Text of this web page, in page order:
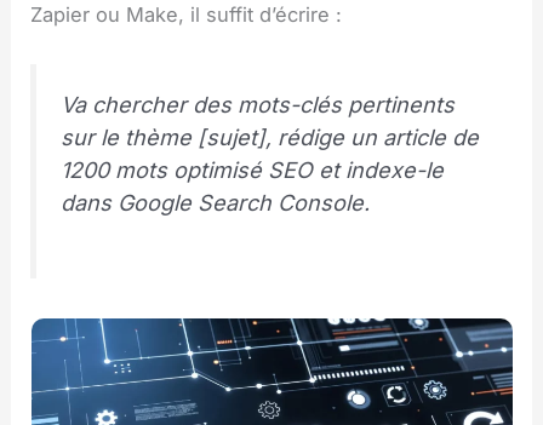
Zapier ou Make, il suffit d’écrire :
Va chercher des mots-clés pertinents
sur le thème [sujet], rédige un article de
1200 mots optimisé SEO et indexe-le
dans Google Search Console.